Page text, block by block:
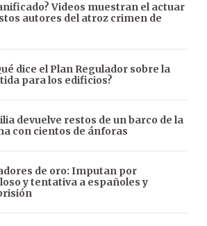
Videos muestran el actuar
autores del atroz crimen de
dice el Plan Regulador sobre la
para los edificios?
devuelve restos de un barco de la
con cientos de ánforas
de oro: Imputan por
y tentativa a españoles y